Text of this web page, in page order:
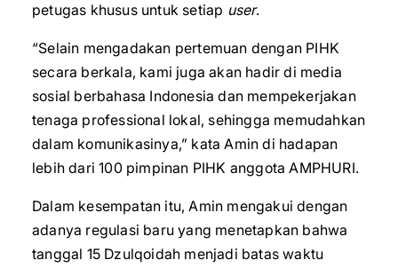
petugas khusus untuk setiap user.
“Selain mengadakan pertemuan dengan PIHK
secara berkala, kami juga akan hadir di media
sosial berbahasa Indonesia dan mempekerjakan
tenaga professional lokal, sehingga memudahkan
dalam komunikasinya,” kata Amin di hadapan
lebih dari 100 pimpinan PIHK anggota AMPHURI.
Dalam kesempatan itu, Amin mengakui dengan
adanya regulasi baru yang menetapkan bahwa
tanggal 15 Dzulqoidah menjadi batas waktu